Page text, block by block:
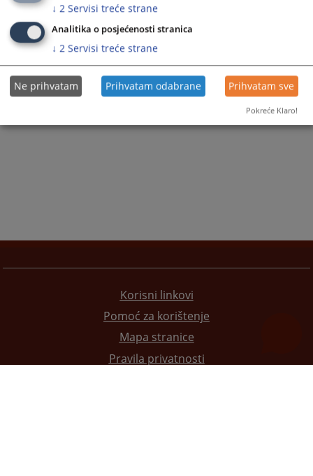
Korisni linkovi
Pomoć za korištenje
Mapa stranice
Pravila privatnosti
↓ 2 Servisi treće strane
Analitika o posjećenosti stranica
↓ 2 Servisi treće strane
Ne prihvatam Prihvatam odabrane Prihvatam sve
Pokreće Klaro!